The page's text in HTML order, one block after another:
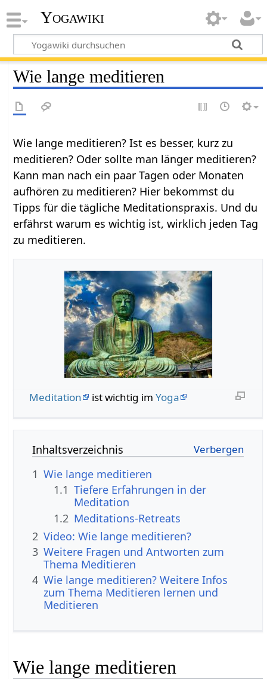
Yogawiki
Wie lange meditieren
Wie lange meditieren? Ist es besser, kurz zu
meditieren? Oder sollte man länger meditieren?
Kann man nach ein paar Tagen oder Monaten
aufhören zu meditieren? Hier bekommst du
Tipps für die tägliche Meditationspraxis. Und du
erfährst warum es wichtig ist, wirklich jeden Tag
zu meditieren.
Meditation ist wichtig im Yoga
Inhaltsverzeichnis
1 Wie lange meditieren
1.1 Tiefere Erfahrungen in der
Meditation
1.2 Meditations-Retreats
2 Video: Wie lange meditieren?
3 Weitere Fragen und Antworten zum
Thema Meditieren
4 Wie lange meditieren? Weitere Infos
zum Thema Meditieren lernen und
Meditieren
Wie lange meditieren